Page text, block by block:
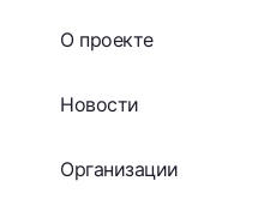
О проекте
Новости
Организации